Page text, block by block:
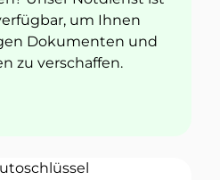
um Ihnen
Dokumenten und
zu verschaffen.